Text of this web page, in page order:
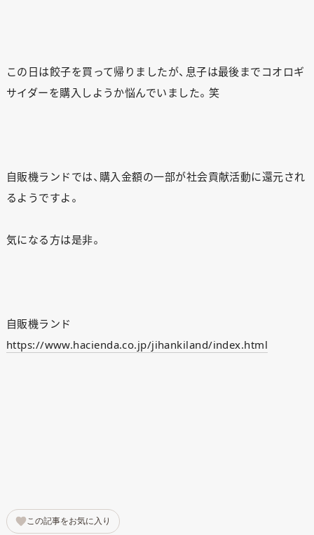
この日は餃子を買って帰りましたが、息子は最後までコオロギ
サイダーを購入しようか悩んでいました。笑
自販機ランドでは、購入金額の一部が社会貢献活動に還元され
るようですよ。
気になる方は是非。
自販機ランド
https://www.hacienda.co.jp/jihankiland/index.html
この記事をお気に入り